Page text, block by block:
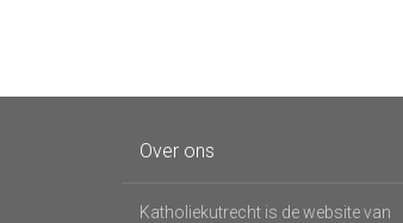
Over ons
Katholiekutrecht is de website van